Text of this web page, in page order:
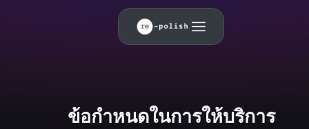
ข้อกำหนดในการให้บริการ